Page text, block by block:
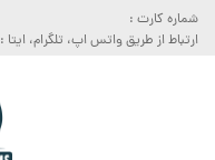
شماره کارت :
ارتباط از طریق واتس اپ، تلگرام، ایتا :